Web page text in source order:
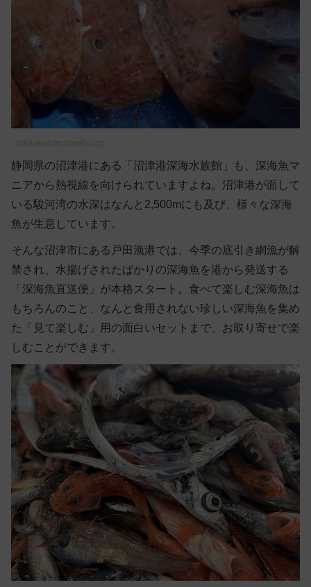
shinkaigyo.myshopify.com
静岡県の沼津港にある「沼津港深海水族館」も、深海魚マ
ニアから熱視線を向けられていますよね。沼津港が面して
いる駿河湾の水深はなんと2,500mにも及び、様々な深海
魚が生息しています。
そんな沼津市にある戸田漁港では、今季の底引き網漁が解
禁され、水揚げされたばかりの深海魚を港から発送する
「深海魚直送便」が本格スタート。食べて楽しむ深海魚は
もちろんのこと、なんと食用されない珍しい深海魚を集め
た「見て楽しむ」用の面白いセットまで、お取り寄せで楽
しむことができます。